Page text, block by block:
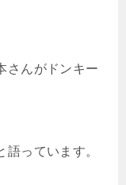
さんがドンキー
っています。